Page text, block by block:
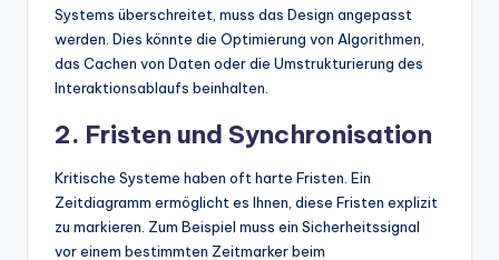
Systems überschreitet, muss das Design angepasst
werden. Dies könnte die Optimierung von Algorithmen,
das Cachen von Daten oder die Umstrukturierung des
Interaktionsablaufs beinhalten.
2. Fristen und Synchronisation
Kritische Systeme haben oft harte Fristen. Ein
Zeitdiagramm ermöglicht es Ihnen, diese Fristen explizit
zu markieren. Zum Beispiel muss ein Sicherheitssignal
vor einem bestimmten Zeitmarker beim